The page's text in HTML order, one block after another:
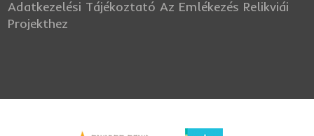
Adatkezelési Tájékoztató Az Emlékezés Relikviái
Projekthez